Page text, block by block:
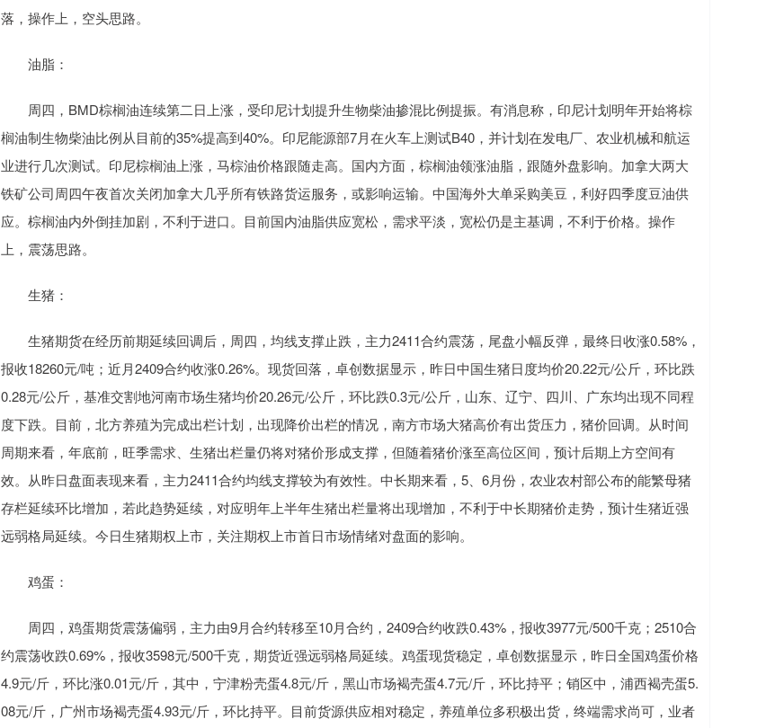
落，操作上，空头思路。
油脂：
周四，BMD棕榈油连续第二日上涨，受印尼计划提升生物柴油掺混比例提振。有消息称，印尼计划明年开始将棕
榈油制生物柴油比例从目前的35%提高到40%。印尼能源部7月在火车上测试B40，并计划在发电厂、农业机械和航运
业进行几次测试。印尼棕榈油上涨，马棕油价格跟随走高。国内方面，棕榈油领涨油脂，跟随外盘影响。加拿大两大
铁矿公司周四午夜首次关闭加拿大几乎所有铁路货运服务，或影响运输。中国海外大单采购美豆，利好四季度豆油供
应。棕榈油内外倒挂加剧，不利于进口。目前国内油脂供应宽松，需求平淡，宽松仍是主基调，不利于价格。操作
上，震荡思路。
生猪：
生猪期货在经历前期延续回调后，周四，均线支撑止跌，主力2411合约震荡，尾盘小幅反弹，最终日收涨0.58%，
报收18260元/吨；近月2409合约收涨0.26%。现货回落，卓创数据显示，昨日中国生猪日度均价20.22元/公斤，环比跌
0.28元/公斤，基准交割地河南市场生猪均价20.26元/公斤，环比跌0.3元/公斤，山东、辽宁、四川、广东均出现不同程
度下跌。目前，北方养殖为完成出栏计划，出现降价出栏的情况，南方市场大猪高价有出货压力，猪价回调。从时间
周期来看，年底前，旺季需求、生猪出栏量仍将对猪价形成支撑，但随着猪价涨至高位区间，预计后期上方空间有
效。从昨日盘面表现来看，主力2411合约均线支撑较为有效性。中长期来看，5、6月份，农业农村部公布的能繁母猪
存栏延续环比增加，若此趋势延续，对应明年上半年生猪出栏量将出现增加，不利于中长期猪价走势，预计生猪近强
远弱格局延续。今日生猪期权上市，关注期权上市首日市场情绪对盘面的影响。
鸡蛋：
周四，鸡蛋期货震荡偏弱，主力由9月合约转移至10月合约，2409合约收跌0.43%，报收3977元/500千克；2510合
约震荡收跌0.69%，报收3598元/500千克，期货近强远弱格局延续。鸡蛋现货稳定，卓创数据显示，昨日全国鸡蛋价格
4.9元/斤，环比涨0.01元/斤，其中，宁津粉壳蛋4.8元/斤，黑山市场褐壳蛋4.7元/斤，环比持平；销区中，浦西褐壳蛋5.
08元/斤，广州市场褐壳蛋4.93元/斤，环比持平。目前货源供应相对稳定，养殖单位多积极出货，终端需求尚可，业者